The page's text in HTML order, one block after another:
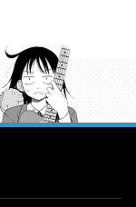
プルーキー！